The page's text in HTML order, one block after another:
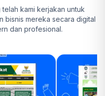
kami kerjakan untuk
bisnis mereka secara digital
dan profesional.